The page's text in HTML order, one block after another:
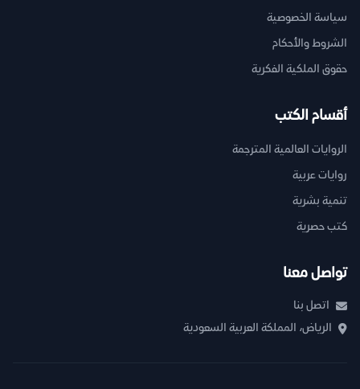
سياسة الخصوصية
الشروط والأحكام
حقوق الملكية الفكرية
أقسام الكتب
الروايات العالمية المترجمة
روايات عربية
تنمية بشرية
كتب حصرية
تواصل معنا
اتصل بنا
الرياض، المملكة العربية السعودية